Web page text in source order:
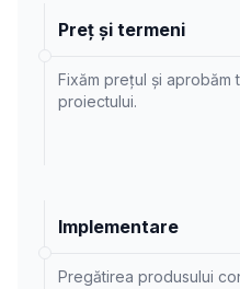
Preț și termeni
Fixăm prețul și aprobăm
proiectului.
Implementare
Pregătirea produsului